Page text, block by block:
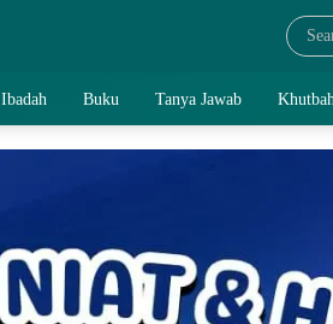
Ibadah Buku Tanya Jawab